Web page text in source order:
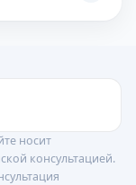
носит
консультацией.